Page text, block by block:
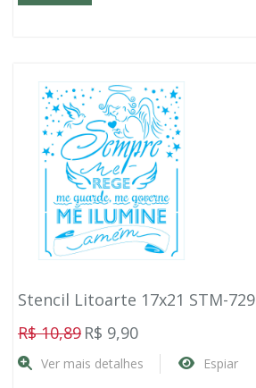
Stencil Litoarte 17x21 STM-729
R$ 10,89 R$ 9,90
Ver mais detalhes Espiar